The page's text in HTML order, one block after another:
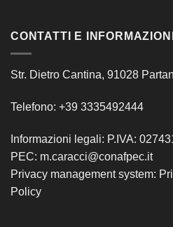
CONTATTI E
Str. Dietro Cantina, 91028
Telefono: +39 3335492444
Informazioni legali: P.IVA:
PEC: m.caracci@conafpec.it
Privacy management system:
Policy